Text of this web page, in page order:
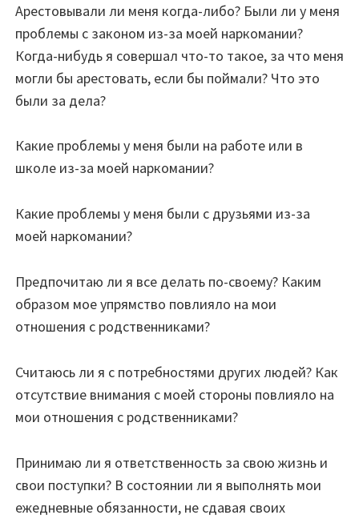
Арестовывали ли меня когда-либо? Были ли у меня
проблемы с законом из-за моей наркомании?
Когда-нибудь я совершал что-то такое, за что меня
могли бы арестовать, если бы поймали? Что это
были за дела?
Какие проблемы у меня были на работе или в
школе из-за моей наркомании?
Какие проблемы у меня были с друзьями из-за
моей наркомании?
Предпочитаю ли я все делать по-своему? Каким
образом мое упрямство повлияло на мои
отношения с родственниками?
Считаюсь ли я с потребностями других людей? Как
отсутствие внимания с моей стороны повлияло на
мои отношения с родственниками?
Принимаю ли я ответственность за свою жизнь и
свои поступки? В состоянии ли я выполнять мои
ежедневные обязанности, не сдавая своих